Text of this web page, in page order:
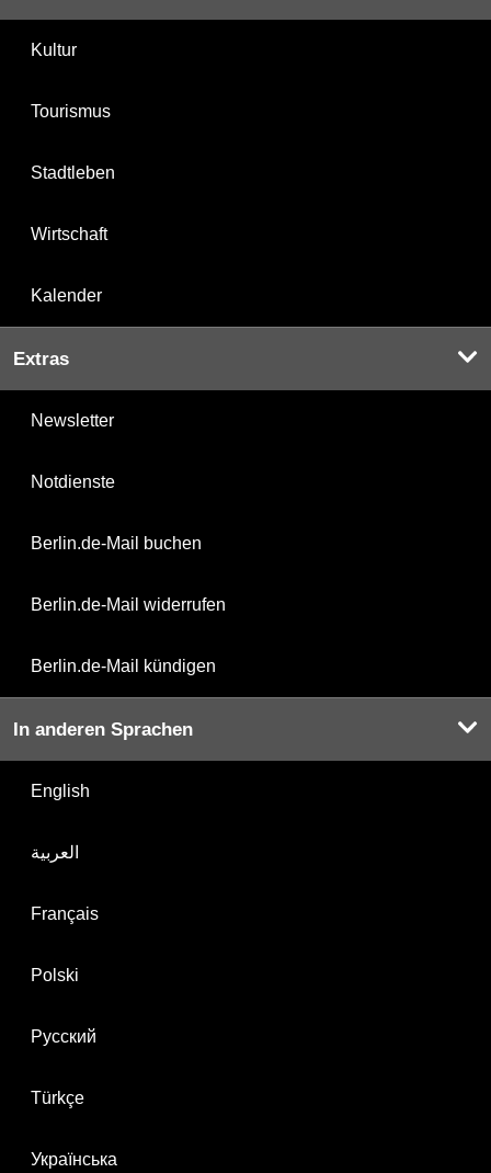
Kultur
Tourismus
Stadtleben
Wirtschaft
Kalender
Extras
Newsletter
Notdienste
Berlin.de-Mail buchen
Berlin.de-Mail widerrufen
Berlin.de-Mail kündigen
In anderen Sprachen
English
العربية
Français
Polski
Русский
Türkçe
Українська